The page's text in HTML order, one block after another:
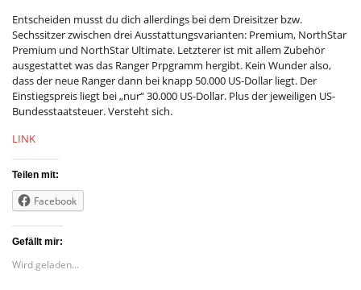
Entscheiden musst du dich allerdings bei dem Dreisitzer bzw.
Sechssitzer zwischen drei Ausstattungsvarianten: Premium, NorthStar
Premium und NorthStar Ultimate. Letzterer ist mit allem Zubehör
ausgestattet was das Ranger Prpgramm hergibt. Kein Wunder also,
dass der neue Ranger dann bei knapp 50.000 US-Dollar liegt. Der
Einstiegspreis liegt bei „nur“ 30.000 US-Dollar. Plus der jeweiligen US-
Bundesstaatsteuer. Versteht sich.
LINK
Teilen mit:
Facebook
Gefällt mir:
Wird geladen...